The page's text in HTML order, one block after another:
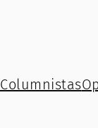
Columnistas